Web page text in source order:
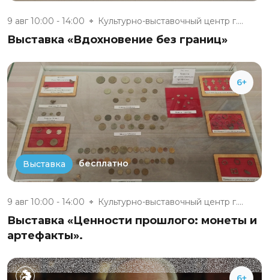
9 авг 10:00 - 14:00 Культурно-выставочный центр г....
Выставка «Вдохновение без границ»
6+
Выставка бесплатно
9 авг 10:00 - 14:00 Культурно-выставочный центр г....
Выставка «Ценности прошлого: монеты и
артефакты».